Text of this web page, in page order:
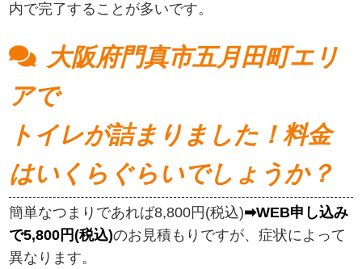
内で完了することが多いです。
大阪府門真市五月田町エリ
アで
トイレが詰まりました！料金
はいくらぐらいでしょうか？
簡単なつまりであれば8,800円(税込)➡WEB申し込み
で5,800円(税込)のお見積もりですが、症状によって
異なります。